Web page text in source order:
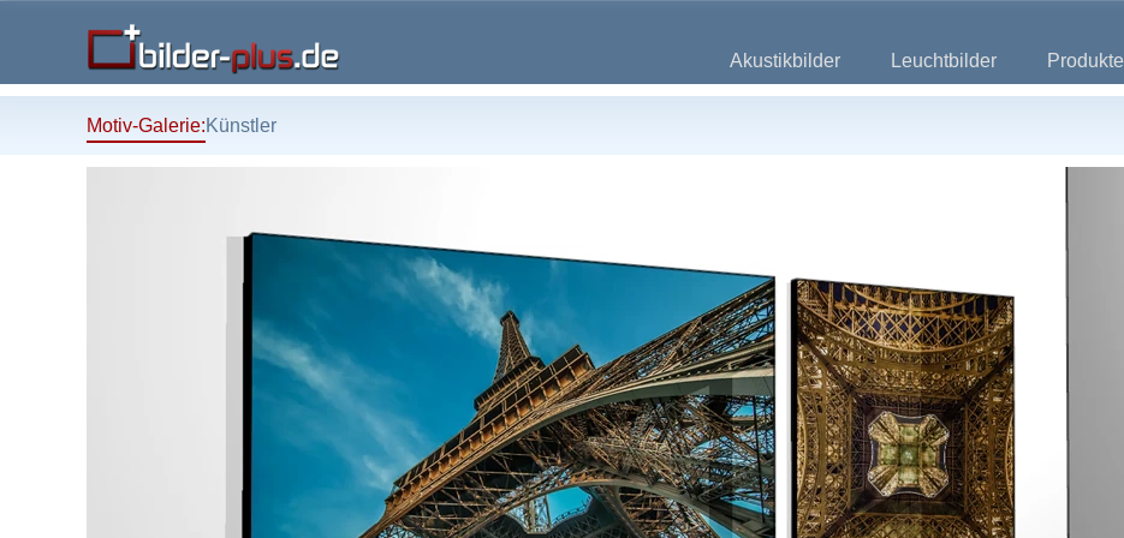
Akustikbilder Leuchtbilder Produkte
Motiv-Galerie:Künstler